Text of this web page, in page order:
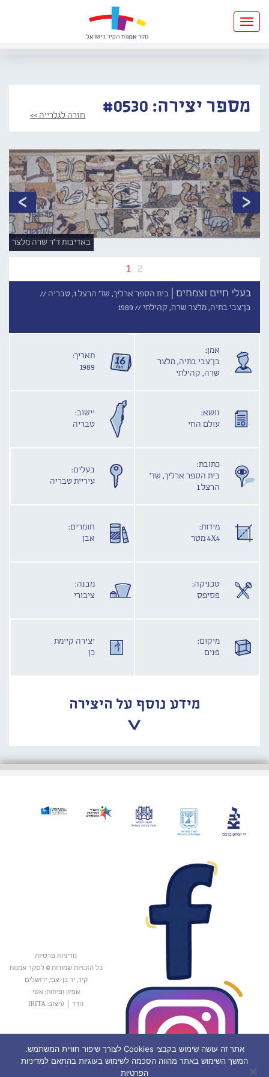
Toggle
navigation
מספר יצירה: #0530 חזרה לגלרייה >>
1 2
באדיבות ד"ר שרה מלצר
בעלי חיים וצמחים | בית הספר ארליך, שד' הרצל 1, טבריה //
בן־צבי בתיה, מלצר שרה, קהילתי // 1989
אמן:
בן־צבי בתיה, מלצר
שרה, קהילתי
תאריך:
1989
נושא:
עולם החי
יישוב:
טבריה
כתובת:
בית הספר ארליך, שד'
הרצל 1
בעלים:
עיריית טבריה
מידות:
4X4 מטר
חומרים:
אבן
טכניקה:
פסיפס
מבנה:
ציבורי
מיקום:
פנים
יצירה קיימת
כן
מידע נוסף על היצירה
מדיניות פרטיות
כל הזכויות שמורות © לסקר אמנות
קיר, יד בן-צבי, ירושלים
אפיון ופיתוח: אטי
הדר
עיצוב: IRITA
אתר זה עושה שימוש בקבצי Cookies לצורך שיפור חוויית המשתמש.
המשך השימוש באתר מהווה הסכמה לשימוש בעוגיות בהתאם למדיניות
הפרטיות